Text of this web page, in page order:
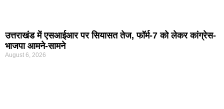
उत्तराखंड में एसआईआर पर सियासत तेज, फॉर्म-7 को लेकर कांग्रेस-
भाजपा आमने-सामने
August 6, 2026